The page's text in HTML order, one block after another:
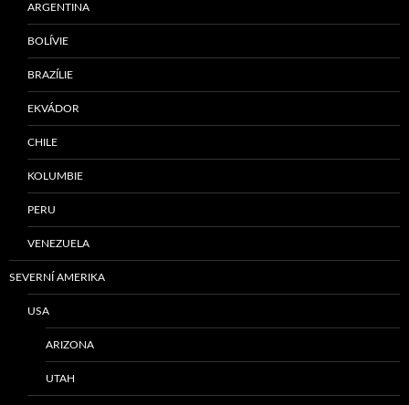
ARGENTINA
BOLÍVIE
BRAZÍLIE
EKVÁDOR
CHILE
KOLUMBIE
PERU
VENEZUELA
SEVERNÍ AMERIKA
USA
ARIZONA
UTAH